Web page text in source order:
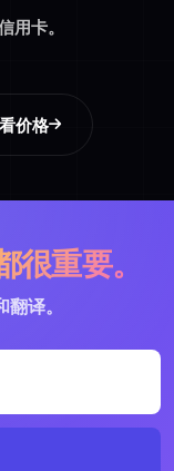
用卡。
价格
很重要。
译。